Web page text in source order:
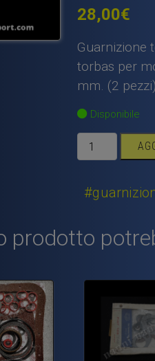
28,00€
Guarnizione
torbas per
mm. (2
Disponibile
Guarnizione
testa
500
NANNI
motore
prodotto